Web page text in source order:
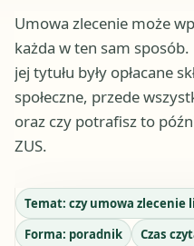
Umowa zlecenie może
każda w ten sam
jej tytułu były opłacane
społeczne, przede
oraz czy potrafisz to
ZUS.
Temat: czy umowa zlecenie
Forma: poradnik Czas